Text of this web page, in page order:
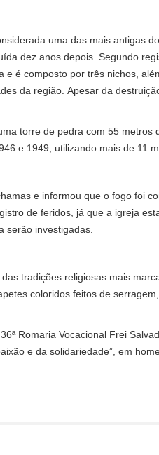
uma das mais antigas
dez anos depois. Segundo
e é composto por três nichos,
da região. Apesar da
torre de pedra com 55 metros
e 1949, utilizando mais de 11
e informou que o fogo foi
de feridos, já que a igreja
serão investigadas.
tradições religiosas mais
coloridos feitos de
Romaria Vocacional Frei
e da solidariedade”, em